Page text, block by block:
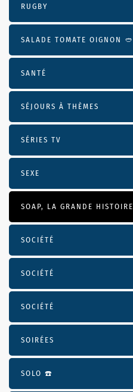
RUGBY
SALADE TOMATE OIGNON 🥙
SANTÉ
SÉJOURS À THÈMES
SÉRIES TV
SEXE
SOAP, LA GRANDE HISTOIRE
SOCIÉTÉ
SOCIÉTÉ
SOCIÉTÉ
SOIRÉES
SOLO ☎️